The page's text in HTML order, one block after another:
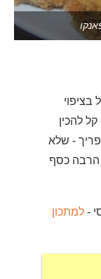
בציפוי
להכין
- שלא
הרבה כסף
- למתכון